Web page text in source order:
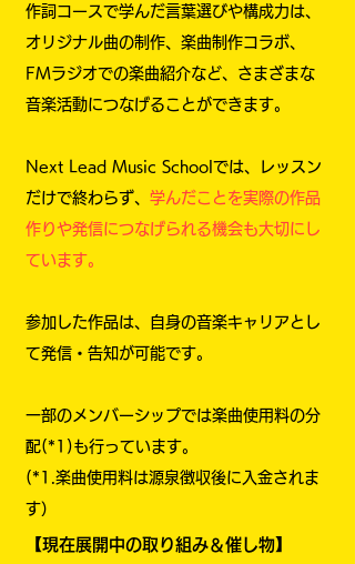
作詞コースで学んだ言葉選びや構成力は、
オリジナル曲の制作、楽曲制作コラボ、
FMラジオでの楽曲紹介など、さまざまな
音楽活動につなげることができます。
Next Lead Music Schoolでは、レッスン
だけで終わらず、 学んだことを実際の作品
作りや発信につなげられる機会も大切にし
ています。
参加した作品は、自身の音楽キャリアとし
て発信・告知が可能です。
​一部のメンバーシップでは楽曲使用料の分
配(*1)も行っています。
(*1.楽曲使用料は源泉徴収後に入金されま
す）
【現在展開中の取り組み＆催し物】